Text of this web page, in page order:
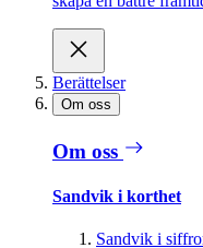
Berättelser
Om oss
Om oss
Sandvik i korthet
Sandvik i